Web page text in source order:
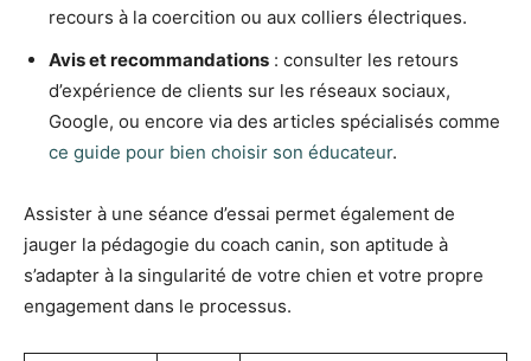
recours à la coercition ou aux colliers électriques.
Avis et recommandations : consulter les retours
d’expérience de clients sur les réseaux sociaux,
Google, ou encore via des articles spécialisés comme
ce guide pour bien choisir son éducateur.
Assister à une séance d’essai permet également de
jauger la pédagogie du coach canin, son aptitude à
s’adapter à la singularité de votre chien et votre propre
engagement dans le processus.